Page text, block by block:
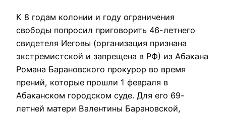
К 8 годам колонии и году ограничения
свободы попросил приговорить 46-летнего
свидетеля Иеговы (организация признана
экстремистской и запрещена в РФ) из Абакана
Романа Барановского прокурор во время
прений, которые прошли 1 февраля в
Абаканском городском суде. Для его 69-
летней матери Валентины Барановской,